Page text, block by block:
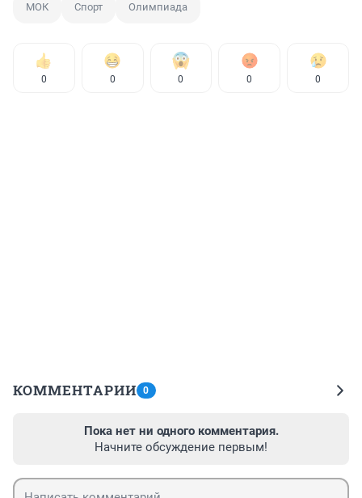
МОК Спорт Олимпиада
0 0 0 0 0
КОММЕНТАРИИ 0
Пока нет ни одного комментария.
Начните обсуждение первым!